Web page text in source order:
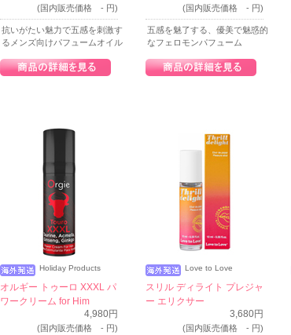
(国内販売価格 - 円)
抗いがたい魅力で五感を刺激す
るメンズ向けパフュームオイル
(国内販売価格 - 円)
五感を魅了する、優美で魅惑的
なフェロモンパフューム
Holiday Products
オルギー トゥーロ XXXL パ
ワークリーム for Him
4,980円
(国内販売価格 - 円)
Love to Love
スリル ディライト プレジャ
ー エリクサー
3,680円
(国内販売価格 - 円)